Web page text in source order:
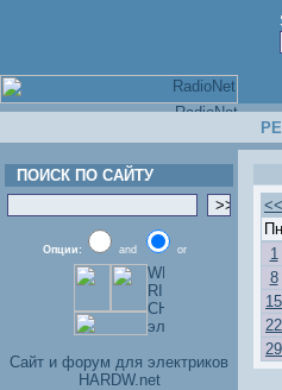
ПОИСК ПО САЙТУ
Опции: and or
Cайт и форум для электриков
HARDW.net
<<
Пн
1
8
15
22
29